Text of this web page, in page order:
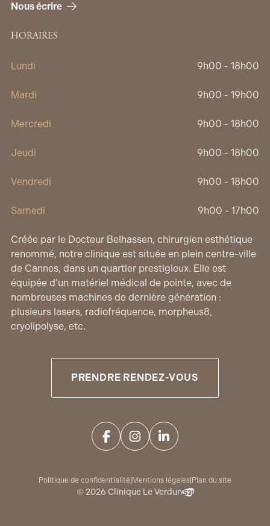
Nous écrire
Créée par le Docteur Belhassen, chirurgien esthétique
renommé, notre clinique est située en plein centre-ville
de Cannes, dans un quartier prestigieux. Elle est
équipée d’un matériel médical de pointe, avec de
nombreuses machines de dernière génération :
plusieurs lasers, radiofréquence, morpheus8,
cryolipolyse, etc.
PRENDRE RENDEZ-VOUS
HORAIRES
Lundi 9h00 - 18h00
Mardi 9h00 - 19h00
Mercredi 9h00 - 18h00
Jeudi 9h00 - 18h00
Vendredi 9h00 - 18h00
Samedi 9h00 - 17h00
Politique de confidentialité Mentions légales Plan du site
© 2026 Clinique Le Verdun